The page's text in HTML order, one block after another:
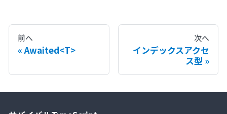
前へ
Awaited<T>
次へ
インデックスアクセ
ス型